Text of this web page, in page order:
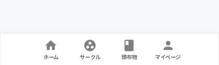
ホーム サークル 頒布物 マイページ